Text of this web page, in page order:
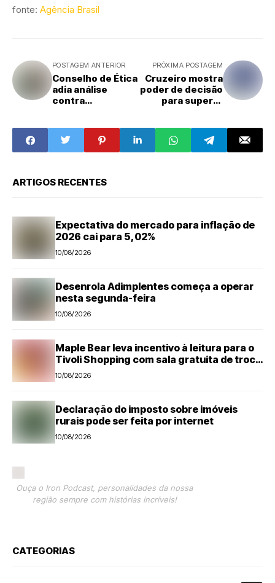
fonte: Agência Brasil
POSTAGEM ANTERIOR
Conselho de Ética
adia análise
contra
decoro| Agência
Brasil
PRÓXIMA POSTAGEM
Cruzeiro mostra
poder de decisão
para superar
ARTIGOS RECENTES
Expectativa do mercado para inflação de
2026 cai para 5,02%
10/08/2026
Desenrola Adimplentes começa a operar
nesta segunda-feira
10/08/2026
Maple Bear leva incentivo à leitura para o
Tivoli Shopping com sala gratuita de troca
de livros
10/08/2026
Declaração do imposto sobre imóveis
rurais pode ser feita por internet
10/08/2026
Ouça o Iron Podcast, personalidades da nossa
região sempre com histórias incríveis!
CATEGORIAS